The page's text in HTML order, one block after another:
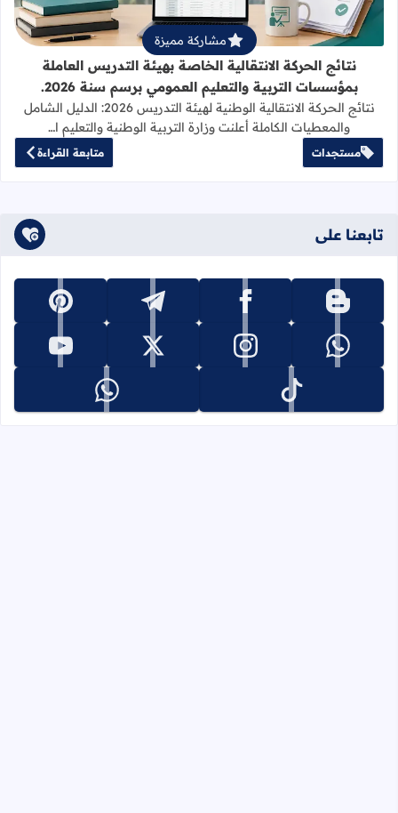
مشاركة مميزة
نتائج الحركة الانتقالية الخاصة بهيئة التدريس العاملة
بمؤسسات التربية والتعليم العمومي برسم سنة 2026.
نتائج الحركة الانتقالية الوطنية لهيئة التدريس 2026: الدليل الشامل
والمعطيات الكاملة أعلنت وزارة التربية الوطنية والتعليم ا…
مستجدات متابعة القراءة
تابعنا على
تابعنا على blogger تابعنا على facebook تابعنا على telegram تابعنا على pinterest
تابعنا على whatsapp تابعنا على instagram تابعنا على x تابعنا على youtube
تابعنا على tiktok تابعنا على whatsapp